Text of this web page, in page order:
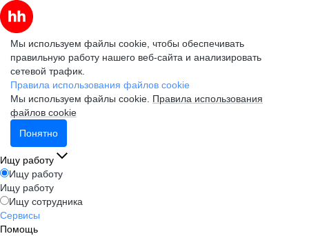
Мы используем файлы cookie, чтобы обеспечивать
правильную работу нашего веб-сайта и анализировать
сетевой трафик.
Правила использования файлов cookie
Мы используем файлы cookie. Правила использования
файлов cookie
Понятно
Ищу работу
Ищу работу
Ищу работу
Ищу сотрудника
Сервисы
Помощь